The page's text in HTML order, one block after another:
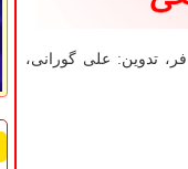
تدوین: علی گورانی،